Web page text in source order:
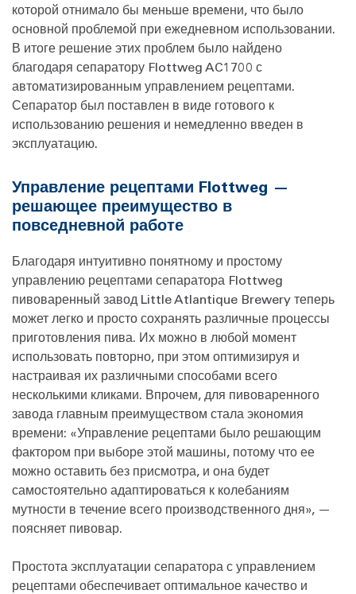
которой отнимало бы меньше времени, что было
основной проблемой при ежедневном использовании.
В итоге решение этих проблем было найдено
благодаря сепаратору Flottweg AC1700 с
автоматизированным управлением рецептами.
Сепаратор был поставлен в виде готового к
использованию решения и немедленно введен в
эксплуатацию.
Управление рецептами Flottweg —
решающее преимущество в
повседневной работе
Благодаря интуитивно понятному и простому
управлению рецептами сепаратора Flottweg
пивоваренный завод Little Atlantique Brewery теперь
может легко и просто сохранять различные процессы
приготовления пива. Их можно в любой момент
использовать повторно, при этом оптимизируя и
настраивая их различными способами всего
несколькими кликами. Впрочем, для пивоваренного
завода главным преимуществом стала экономия
времени: «Управление рецептами было решающим
фактором при выборе этой машины, потому что ее
можно оставить без присмотра, и она будет
самостоятельно адаптироваться к колебаниям
мутности в течение всего производственного дня», —
поясняет пивовар.
Простота эксплуатации сепаратора с управлением
рецептами обеспечивает оптимальное качество и